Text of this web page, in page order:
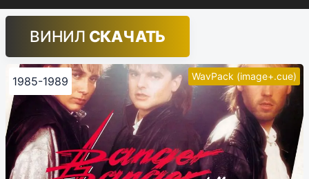
ВИНИЛ СКАЧАТЬ
WavPack (image+.cue)
1985-1989